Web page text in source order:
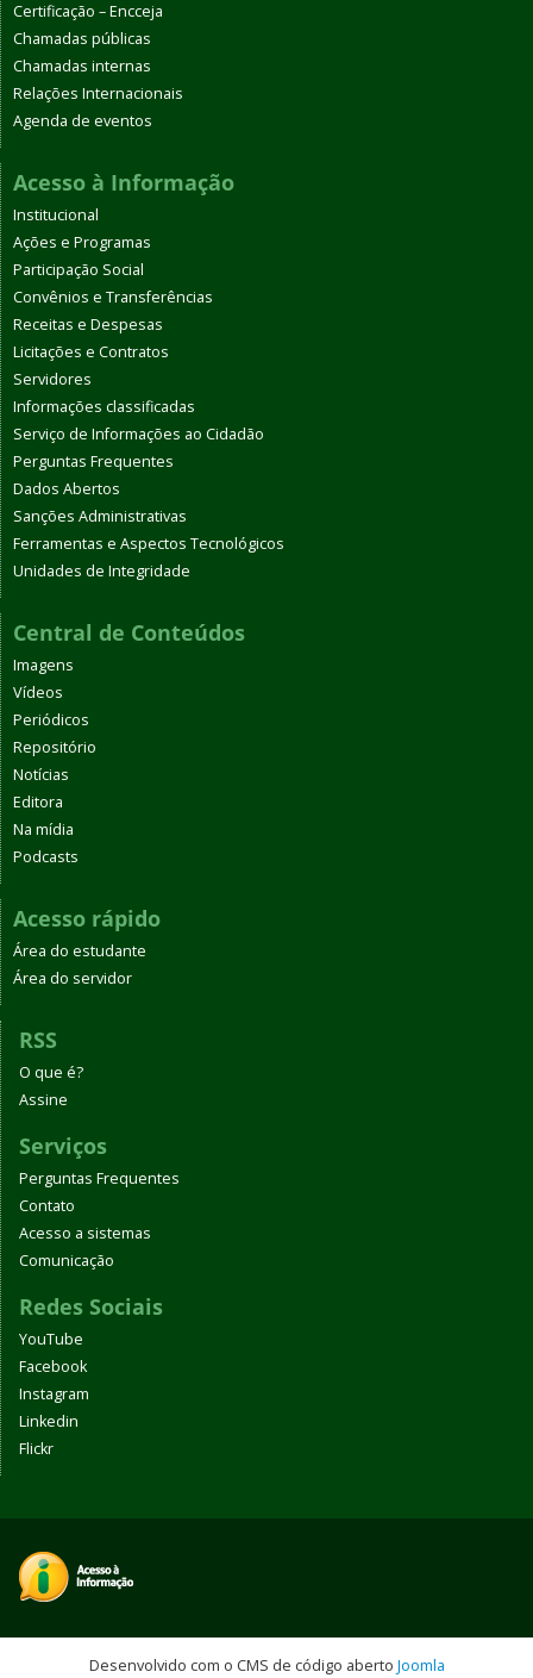
Certificação – Encceja
Chamadas públicas
Chamadas internas
Relações Internacionais
Agenda de eventos
Acesso à Informação
Institucional
Ações e Programas
Participação Social
Convênios e Transferências
Receitas e Despesas
Licitações e Contratos
Servidores
Informações classificadas
Serviço de Informações ao Cidadão
Perguntas Frequentes
Dados Abertos
Sanções Administrativas
Ferramentas e Aspectos Tecnológicos
Unidades de Integridade
Central de Conteúdos
Imagens
Vídeos
Periódicos
Repositório
Notícias
Editora
Na mídia
Podcasts
Acesso rápido
Área do estudante
Área do servidor
RSS
O que é?
Assine
Serviços
Perguntas Frequentes
Contato
Acesso a sistemas
Comunicação
Redes Sociais
YouTube
Facebook
Instagram
Linkedin
Flickr
Desenvolvido com o CMS de código aberto Joomla